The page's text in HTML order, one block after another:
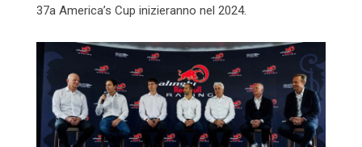
37a America’s Cup inizieranno nel 2024.